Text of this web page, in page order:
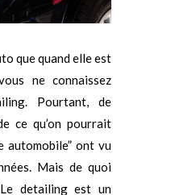
que quand elle est
ne connaissez
Pourtant, de
ce qu’on pourrait
automobile” ont vu
Mais de quoi
detailing est un